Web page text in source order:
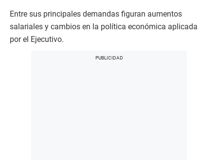
Entre sus principales demandas figuran aumentos
salariales y cambios en la política económica aplicada
por el Ejecutivo.